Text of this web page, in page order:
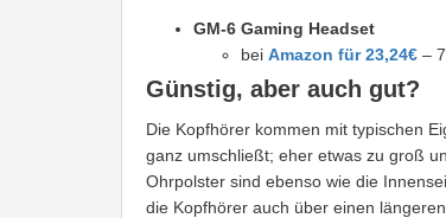
GM-6 Gaming Headset
bei Amazon für 23,24€ –
Günstig, aber auch gut?
Die Kopfhörer kommen mit typischen
ganz umschließt; eher etwas zu groß
Ohrpolster sind ebenso wie die
die Kopfhörer auch über einen